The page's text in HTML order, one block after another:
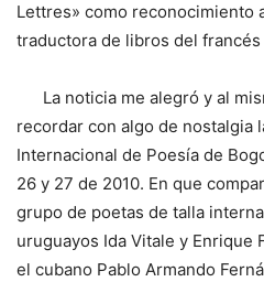
Lettres» como reconocimiento
traductora de libros del
La noticia me alegró y al
recordar con algo de nostalgia
Internacional de Poesía de
26 y 27 de 2010. En que
grupo de poetas de talla
uruguayos Ida Vitale y Enrique
el cubano Pablo Armando